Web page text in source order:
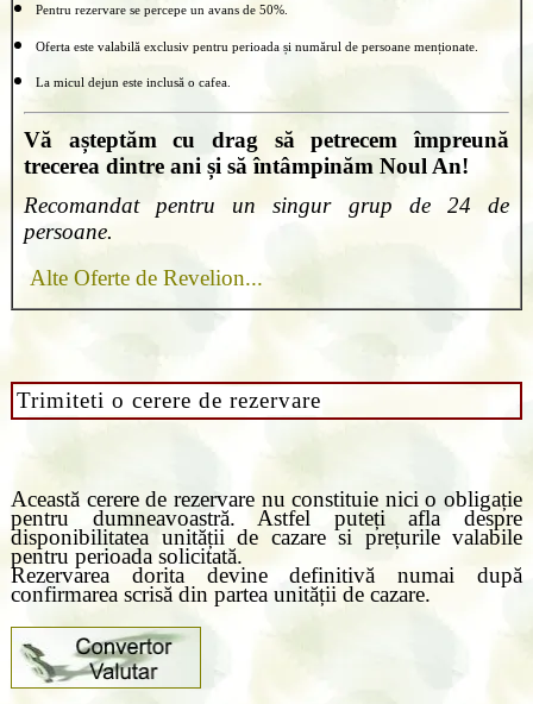
Pentru rezervare se percepe un avans de 50%.
Oferta este valabilă exclusiv pentru perioada și numărul de persoane menționate.
La micul dejun este inclusă o cafea.
Vă așteptăm cu drag să petrecem împreună
trecerea dintre ani și să întâmpinăm Noul An!
Recomandat pentru un singur grup de 24 de
persoane.
Alte Oferte de Revelion...
Trimiteti o cerere de rezervare
Această cerere de rezervare nu constituie nici o obligație
pentru dumneavoastră. Astfel puteți afla despre
disponibilitatea unității de cazare si prețurile valabile
pentru perioada solicitată.
Rezervarea dorita devine definitivă numai după
confirmarea scrisă din partea unității de cazare.